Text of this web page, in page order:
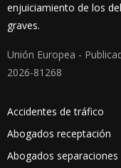
enjuiciamiento de los
graves.
Unión Europea -
2026-81268
Accidentes de tráfico
Abogados receptación
Abogados